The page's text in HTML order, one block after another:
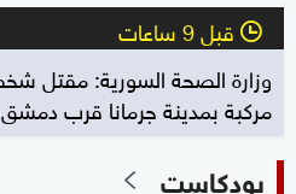
l قبل 9 ساعات
مركبة بمدينة جرمانا قرب دمشق
بودكاست